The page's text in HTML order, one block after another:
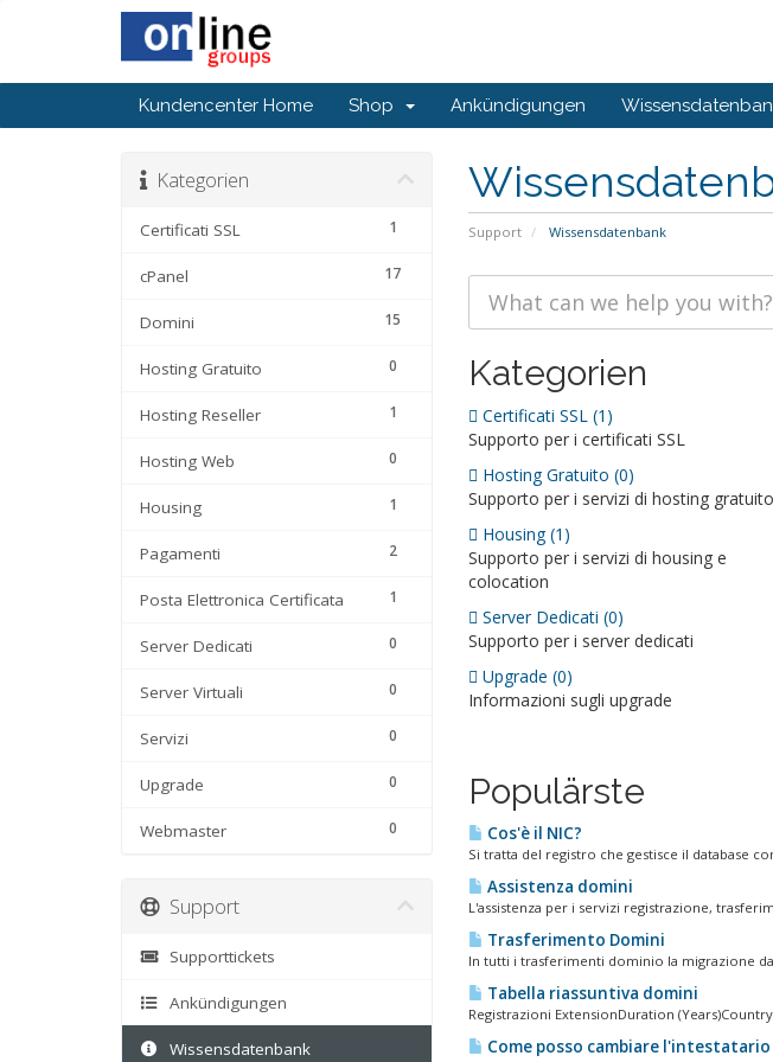
Kundencenter Home Shop Ankündigungen
Support Wissensdatenbank
Kategorien
1
Certificati SSL
17
cPanel
15
Domini
0
Hosting Gratuito
1
Hosting Reseller
0
Hosting Web
1
Housing
2
Pagamenti
1
Posta Elettronica Certificata
0
Server Dedicati
0
Server Virtuali
0
Servizi
0
Upgrade
0
Webmaster
Kategorien
Certificati SSL (1)
Supporto per i certificati SSL
Hosting Gratuito (0)
Supporto per i servizi di hosting gratuito
Housing (1)
Supporto per i servizi di housing e
colocation
Server Dedicati (0)
Supporto per i server dedicati
Upgrade (0)
Informazioni sugli upgrade
Populärste
Cos'è il NIC?
Si tratta del registro che gestisce il database
Assistenza domini
L'assistenza per i servizi registrazione,
Trasferimento Domini
In tutti i trasferimenti dominio la migrazione
Tabella riassuntiva domini
Registrazioni ExtensionDuration
Come posso cambiare
Support
Supporttickets
Ankündigungen
Wissensdatenbank